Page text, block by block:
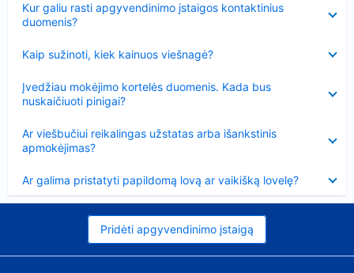
Kur galiu rasti apgyvendinimo įstaigos kontaktinius
duomenis?
Kaip sužinoti, kiek kainuos viešnagė?
Įvedžiau mokėjimo kortelės duomenis. Kada bus
nuskaičiuoti pinigai?
Ar viešbučiui reikalingas užstatas arba išankstinis
apmokėjimas?
Ar galima pristatyti papildomą lovą ar vaikišką lovelę?
Pridėti apgyvendinimo įstaigą